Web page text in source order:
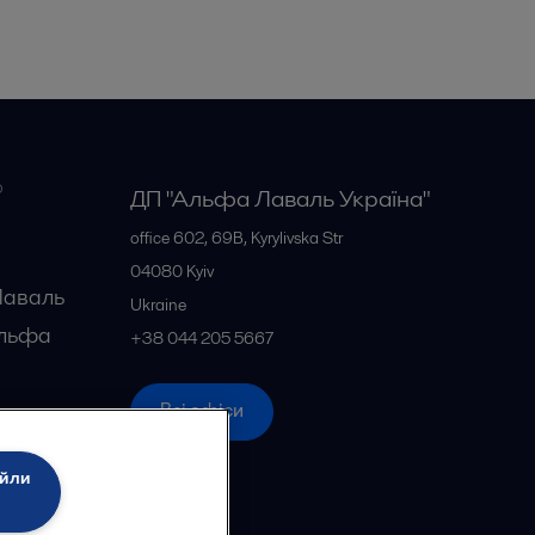
ДП "Альфа Лаваль Україна"
office 602, 69B, Kyrylivska Str
04080 Kyiv
Ukraine
+38 044 205 5667
Всі офіси